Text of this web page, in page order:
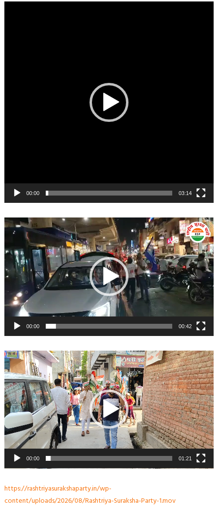
00:00 03:14
Video
Player
00:00 00:42
Video
Player
00:00 01:21
https://rashtriyasurakshaparty.in/wp-
content/uploads/2026/08/Rashtriya-Suraksha-Party-1.mov